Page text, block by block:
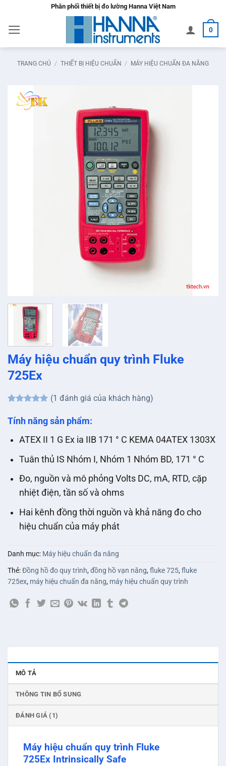
nội
dung
Phân phối thiết bị đo lường Hanna Việt Nam
0
TRANG CHỦ / THIẾT BỊ HIỆU CHUẨN / MÁY HIỆU CHUẨN ĐA NĂNG
Máy hiệu chuẩn quy trình Fluke
725Ex
dựa trên
đánh giá
(1 đánh giá của khách hàng)
Tính năng sản phẩm:
ATEX II 1 G Ex ia IIB 171 ° C KEMA 04ATEX 1303X
Tuân thủ IS Nhóm I, Nhóm 1 Nhóm BD, 171 ° C
Đo, nguồn và mô phỏng Volts DC, mA, RTD, cặp
nhiệt điện, tần số và ohms
Hai kênh đồng thời nguồn và khả năng đo cho
hiệu chuẩn của máy phát
Danh mục: Máy hiệu chuẩn đa năng
Thẻ:Đồng hồ đo quy trình,đồng hồ vạn năng,fluke 725,fluke
725ex, máy hiệu chuẩn đa năng, máy hiệu chuẩn quy trình
MÔ TẢ
THÔNG TIN BỔ SUNG
ĐÁNH GIÁ (1)
Máy hiệu chuẩn quy trình Fluke
725Ex Intrinsically Safe